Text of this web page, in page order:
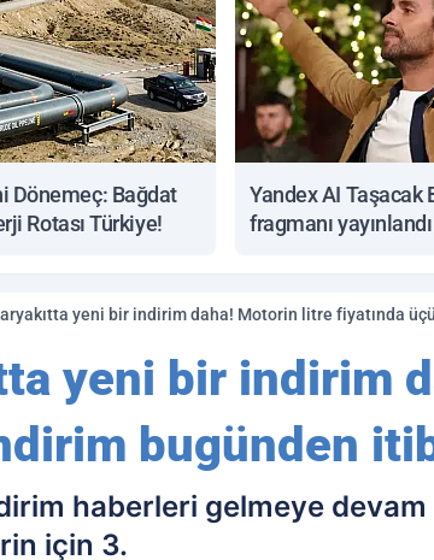
Dönemeç: Bağdat
Rotası Türkiye!
Yandex AI Taşacak
fragmanı yayınlandı
yeni bir indirim daha! Motorin litre fiyatında
yeni bir indirim
bugünden
haberleri gelmeye
için 3.